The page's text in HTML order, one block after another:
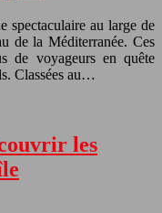
spectaculaire au large de
de la Méditerranée. Ces
de voyageurs en quête
Classées au…
les